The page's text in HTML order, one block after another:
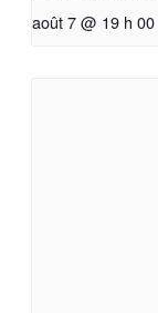
août 7 @ 19 h 00